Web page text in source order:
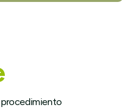
procedimiento